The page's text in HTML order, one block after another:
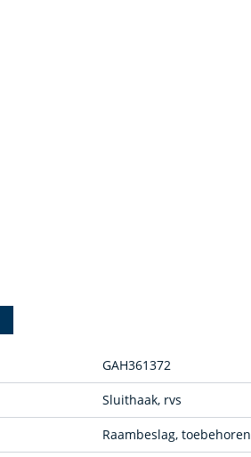
GAH361372
Sluithaak, rvs
Raambeslag, toebehoren